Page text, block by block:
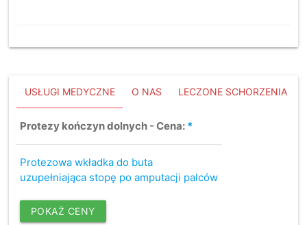
USŁUGI MEDYCZNE O NAS LECZONE SCHORZENIA
Protezy kończyn dolnych - Cena: *
Protezowa wkładka do buta
uzupełniająca stopę po amputacji palców
POKAŻ CENY